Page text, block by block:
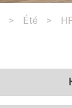
> Été >